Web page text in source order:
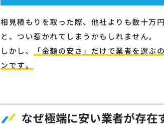
相見積もりを取った際、他社よりも数十万
と、つい惹かれてしまうかもしれません。
しかし、
「金額の安さ」だけで業者を選ぶ
ンです。
なぜ極端に安い業者が存在